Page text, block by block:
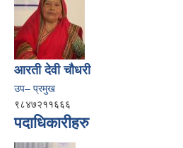
आरती देवी चौधरी
उप– प्रमुख
९८४७२११६६६
पदाधिकारीहरु